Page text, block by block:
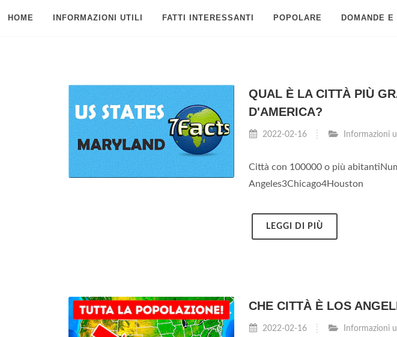
HOME INFORMAZIONI UTILI FATTI INTERESSANTI POPOLARE DOMANDE
QUAL È LA CITTÀ PIÙ
D'AMERICA?
2022-02-16 Informazioni
Città con 100000 o più
Angeles3Chicago4Houston
LEGGI DI PIÙ
CHE CITTÀ È LOS
2022-02-16 Informazioni